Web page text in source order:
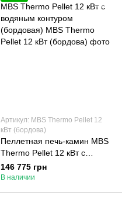
Артикул: MBS Thermo Pellet 12
кВт (бордова)
Пеллетная печь-камин MBS
Thermo Pellet 12 кВт с
водяным контуром
(бордовая)
146 775 грн
В наличии